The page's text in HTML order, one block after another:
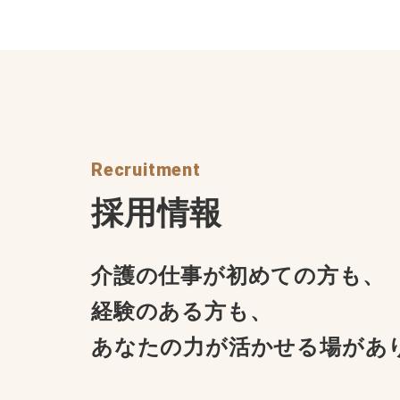
Recruitment
採用情報
介護の仕事が初めての方も、
経験のある方も、
あなたの力が活かせる場があ